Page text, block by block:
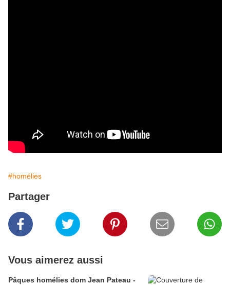
#homélies
Partager
Vous aimerez aussi
Pâques homélies dom Jean Pateau -